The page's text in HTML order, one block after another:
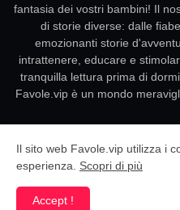
fantasia dei vostri bambini! Il
di storie diverse: dalle
emozionanti storie
intrattenere, educare e
tranquilla lettura prima di
Favole.vip è un mondo
Tous droits réservés © 2025
Il sito web Favole.vip utilizza i
esperienza. Scopri di più
Accept !